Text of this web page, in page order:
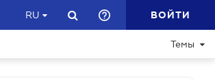
RU ВОЙТИ
Темы